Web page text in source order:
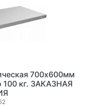
700х600мм
100 кг. ЗАКАЗНАЯ